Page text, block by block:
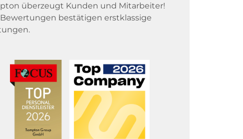
überzeugt Kunden und Mitarbeiter!
bestätigen erstklassige